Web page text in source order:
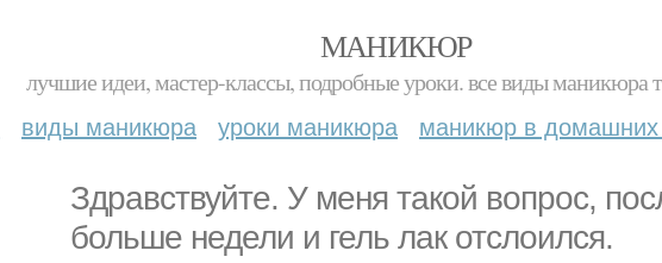
МАНИКЮР
лучшие идеи, мастер-классы, подробные уроки. все виды маникюра
виды маникюра уроки маникюра маникюр в домашних
Здравствуйте. У меня такой вопрос,
больше недели и гель лак отслоился.